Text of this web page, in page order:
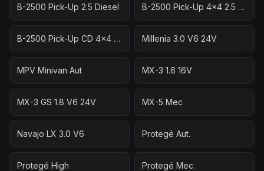
B-2500 Pick-Up 2.5 Diesel B-2500 Pick-Up 4x4 2.5 Diesel
B-2500 Pick-Up CD 4x4 2.5 Diesel Millenia 3.0 V6 24V
MPV Minivan Aut MX-3 1.6 16V
MX-3 GS 1.8 V6 24V MX-5 Mec
Navajo LX 3.0 V6 Protegé Aut.
Protegé High Protegé Mec.